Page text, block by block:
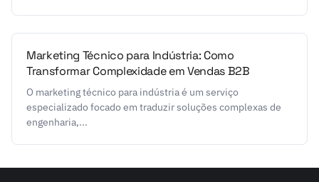
Marketing Técnico para Indústria: Como
Transformar Complexidade em Vendas B2B
O marketing técnico para indústria é um serviço
especializado focado em traduzir soluções complexas de
engenharia,...